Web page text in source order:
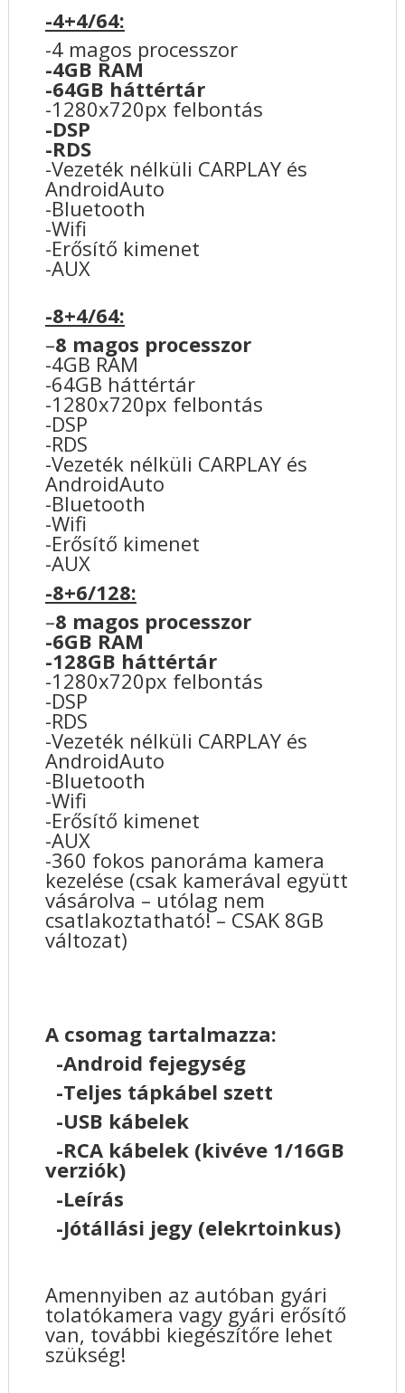
-4+4/64:
-4 magos processzor
-4GB RAM
-64GB háttértár
-1280x720px felbontás
-DSP
-RDS
-Vezeték nélküli CARPLAY és
AndroidAuto
-Bluetooth
-Wifi
-Erősítő kimenet
-AUX
-8+4/64:
–8 magos processzor
-4GB RAM
-64GB háttértár
-1280x720px felbontás
-DSP
-RDS
-Vezeték nélküli CARPLAY és
AndroidAuto
-Bluetooth
-Wifi
-Erősítő kimenet
-AUX
-8+6/128:
–8 magos processzor
-6GB RAM
-128GB háttértár
-1280x720px felbontás
-DSP
-RDS
-Vezeték nélküli CARPLAY és
AndroidAuto
-Bluetooth
-Wifi
-Erősítő kimenet
-AUX
-360 fokos panoráma kamera
kezelése (csak kamerával együtt
vásárolva – utólag nem
csatlakoztatható! – CSAK 8GB
változat)
A csomag tartalmazza:
-Android fejegység
-Teljes tápkábel szett
-USB kábelek
-RCA kábelek (kivéve 1/16GB
verziók)
-Leírás
-Jótállási jegy (elekrtoinkus)
Amennyiben az autóban gyári
tolatókamera vagy gyári erősítő
van, további kiegészítőre lehet
szükség!